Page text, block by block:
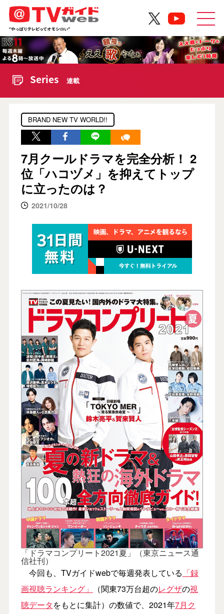
Series 連載
BRAND NEW TV WORLD!!
7月クールドラマを完全分析！ 2
位「ハコヅメ」を抑えてトップ
に立ったのは？
2021/10/28
「ドラマコンプリート2021夏」（東京ニュース通
信社刊）
今回も、TVガイドwebで毎週発表している 「録
画視聴ランキング」
（関東73万台超のレグザの視
聴データをもとに集計）の数値で、2021年7月ク